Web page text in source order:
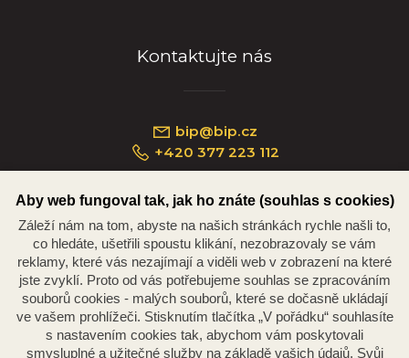
Kontaktujte nás
bip@bip.cz
+420 377 223 112
Náměstí Republiky 234/35, 301 00 Plzeň
Aby web fungoval tak, jak ho znáte (souhlas s cookies)
Záleží nám na tom, abyste na našich stránkách rychle našli to,
co hledáte, ušetřili spoustu klikání, nezobrazovaly se vám
reklamy, které vás nezajímají a viděli web v zobrazení na které
jste zvyklí. Proto od vás potřebujeme souhlas se zpracováním
souborů cookies - malých souborů, které se dočasně ukládají
ve vašem prohlížeči. Stisknutím tlačítka „V pořádku“ souhlasíte
s nastavením cookies tak, abychom vám poskytovali
smysluplné a užitečné služby na základě vašich údajů. Svůj